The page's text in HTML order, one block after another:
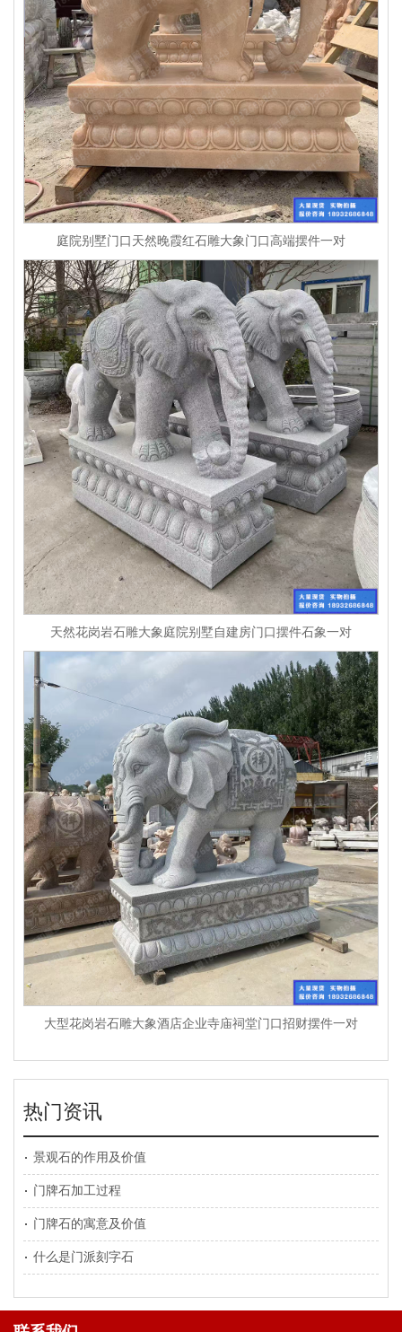
庭院别墅门口天然晚霞红石雕大象门口高端摆件一对
天然花岗岩石雕大象庭院别墅自建房门口摆件石象一对
大型花岗岩石雕大象酒店企业寺庙祠堂门口招财摆件一对
热门资讯
景观石的作用及价值
门牌石加工过程
门牌石的寓意及价值
什么是门派刻字石